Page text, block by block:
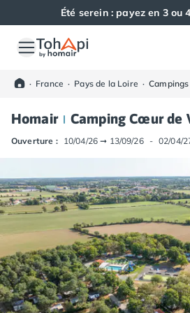
Été serein : payez en 3 ou
Toutes nos destinations
Camping Alsace
Camping Haut-Rhin
Camping Colmar
Camping Mulhouse
Camping Aquitaine
Camping Dordogne
Camping Carsac-Aillac
Camping Les Eyzies-de-Tayac-
Camping Sarlat
Camping Gironde
Camping Bordeaux
Camping Carcans
· France · Pays de la Loire ·
Homair Camping Cœur de
Ouverture : 10/04/26 ➞ 13/09/26 - 02/04/